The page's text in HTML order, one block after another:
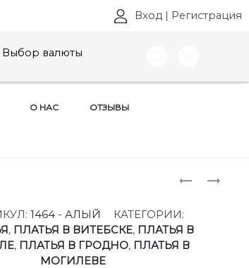
Вход | Регистрация
Выбор валюты
О НАС ОТЗЫВЫ
БРЮКИ
АРТ:
1464 - АЛЫЙ
КАТЕГОРИИ:
, ПЛАТЬЯ В ВИТЕБСКЕ, ПЛАТЬЯ В
, ПЛАТЬЯ В ГРОДНО, ПЛАТЬЯ В
МОГИЛЕВЕ